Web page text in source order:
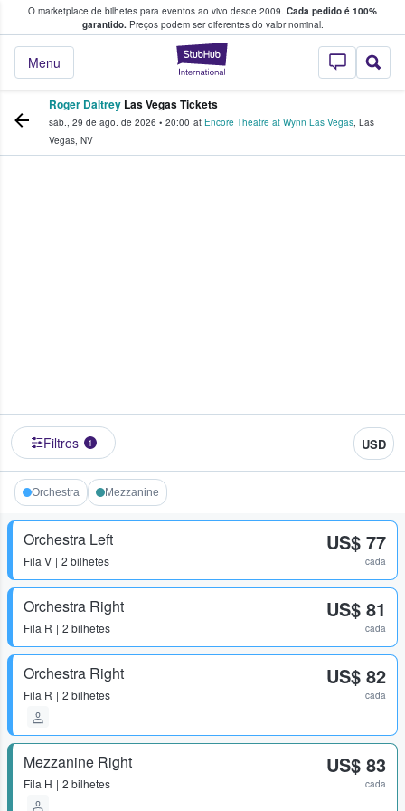
O marketplace de bilhetes para eventos ao vivo desde 2009. Cada pedido é 100%
garantido.Preços podem ser diferentes do valor nominal.
StubHub – onde
Menu
fãs compram e vendem bilhetes
Roger Daltrey Las Vegas Tickets
sáb., 29 de ago. de 2026 • 20:00 at Encore Theatre at Wynn Las Vegas, Las
Vegas, NV
Filtros 1 USD
Orchestra Mezzanine
Orchestra Left
Fila V 2 bilhetes
US$ 77
cada
Orchestra Right
Fila R 2 bilhetes
US$ 81
cada
Orchestra Right
Fila R 2 bilhetes
US$ 82
cada
Mezzanine Right
Fila H 2 bilhetes
US$ 83
cada